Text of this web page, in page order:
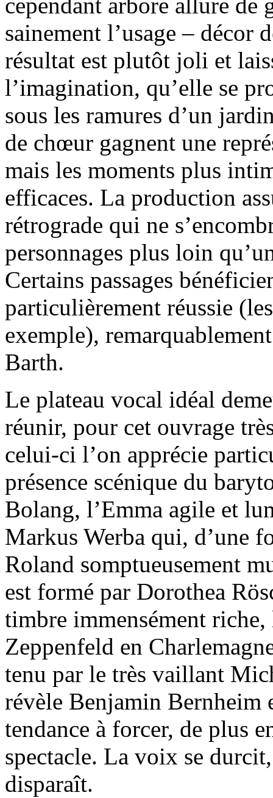
sainement l’usage – décor
résultat est plutôt joli et
l’imagination, qu’elle se
sous les ramures d’un
de chœur gagnent une
mais les moments plus
efficaces. La production
rétrograde qui ne
personnages plus loin
Certains passages
particulièrement réussie
exemple),
Barth.
Le plateau vocal idéal
réunir, pour cet ouvrage
celui-ci l’on apprécie
présence scénique du
Bolang, l’Emma agile et
Markus Werba qui, d’une
Roland somptueusement
est formé par Dorothea
timbre immensément
Zeppenfeld en
tenu par le très vaillant
révèle Benjamin Bernheim
tendance à forcer, de plus
spectacle. La voix se
disparaît.